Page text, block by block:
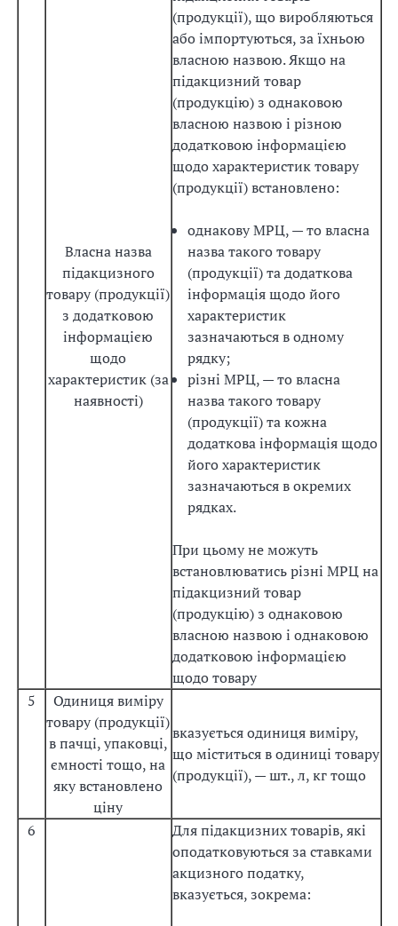
Власна назва
підакцизного
товару (продукції)
з додатковою
інформацією
щодо
характеристик (за
наявності)
(продукції), що виробляються
або імпортуються, за їхньою
власною назвою. Якщо на
підакцизний товар
(продукцію) з однаковою
власною назвою і різною
додатковою інформацією
щодо характеристик товару
(продукції) встановлено:
однакову МРЦ, — то власна
назва такого товару
(продукції) та додаткова
інформація щодо його
характеристик
зазначаються в одному
рядку;
різні МРЦ, — то власна
назва такого товару
(продукції) та кожна
додаткова інформація щодо
його характеристик
зазначаються в окремих
рядках.
При цьому не можуть
встановлюватись різні МРЦ на
підакцизний товар
(продукцію) з однаковою
власною назвою і однаковою
додатковою інформацією
щодо товару
5
Одиниця виміру
товару (продукції)
в пачці, упаковці,
ємності тощо, на
яку встановлено
ціну
вказується одиниця виміру,
що міститься в одиниці товару
(продукції), — шт., л, кг тощо
6
Для підакцизних товарів, які
оподатковуються за ставками
акцизного податку,
вказується, зокрема: